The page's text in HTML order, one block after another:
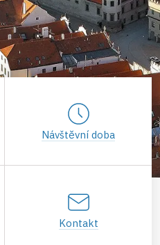
Návštěvní doba
Kontakt